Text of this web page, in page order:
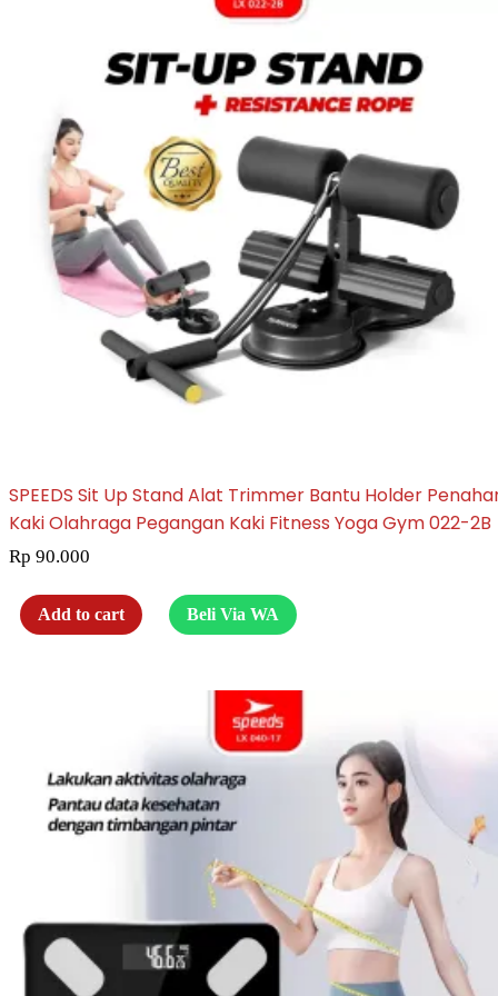
SPEEDS Sit Up Stand Alat Trimmer Bantu Holder
Kaki Olahraga Pegangan Kaki Fitness Yoga Gym 022-2B
Rp 90.000
Add to cart Beli Via WA